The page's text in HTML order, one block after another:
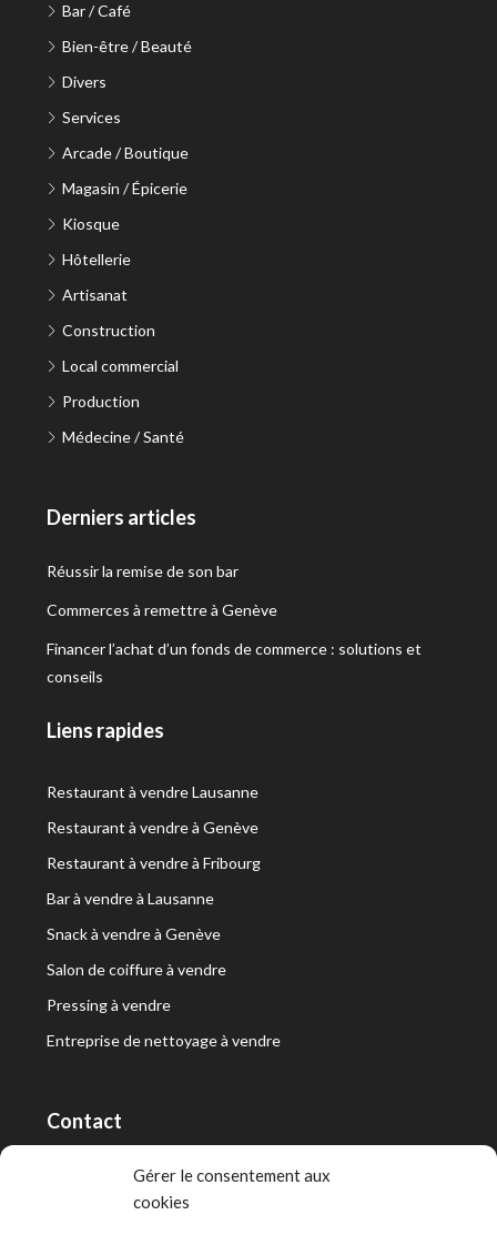
Gérer le consentement aux
cookies
Bar / Café
Bien-être / Beauté
Divers
Services
Arcade / Boutique
Magasin / Épicerie
Kiosque
Hôtellerie
Artisanat
Construction
Local commercial
Production
Médecine / Santé
Derniers articles
Réussir la remise de son bar
Commerces à remettre à Genève
Financer l’achat d’un fonds de commerce : solutions et
conseils
Liens rapides
Restaurant à vendre Lausanne
Restaurant à vendre à Genève
Restaurant à vendre à Fribourg
Bar à vendre à Lausanne
Snack à vendre à Genève
Salon de coiffure à vendre
Pressing à vendre
Entreprise de nettoyage à vendre
Contact
RT Capital First SA/Ltd